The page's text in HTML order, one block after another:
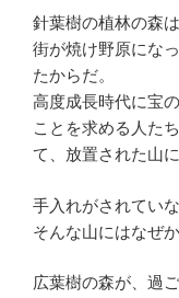
針葉樹の植林の森
街が焼け野原にな
たからだ。
高度成長時代に宝
ことを求める人た
て、放置された山
手入れがされてい
そんな山にはなぜ
広葉樹の森が、過